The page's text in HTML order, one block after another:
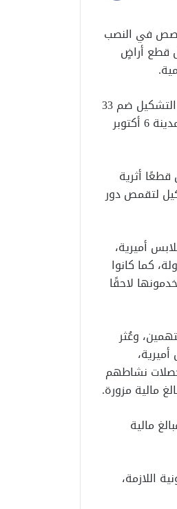
في النصب
قطع أراضٍ
وكشفت التحريات التي أجراها قطاع الأمن العام بالاشتراك مع مديرية أمن الجيزة، أن التشكيل ضم 33
متهمًا بينهم 5 سيدات، ولـ14 منهم معلومات جنائية، واتخذوا من 3 فيلات مستأجرة بمدينة 6 أكتوبر
أثرية
لتقمص دور
أميرية،
كما كانوا
لاحقًا
وعُثر
وملابس أميرية،
نشاطهم
مالية مزورة.
مبالغ مالية
اللازمة،